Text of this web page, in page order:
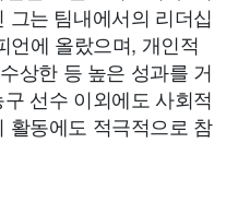
그는 팀내에서의 리더십
언에 올랐으며, 개인적
상한 등 높은 성과를 거
선수 이외에도 사회적
활동에도 적극적으로 참